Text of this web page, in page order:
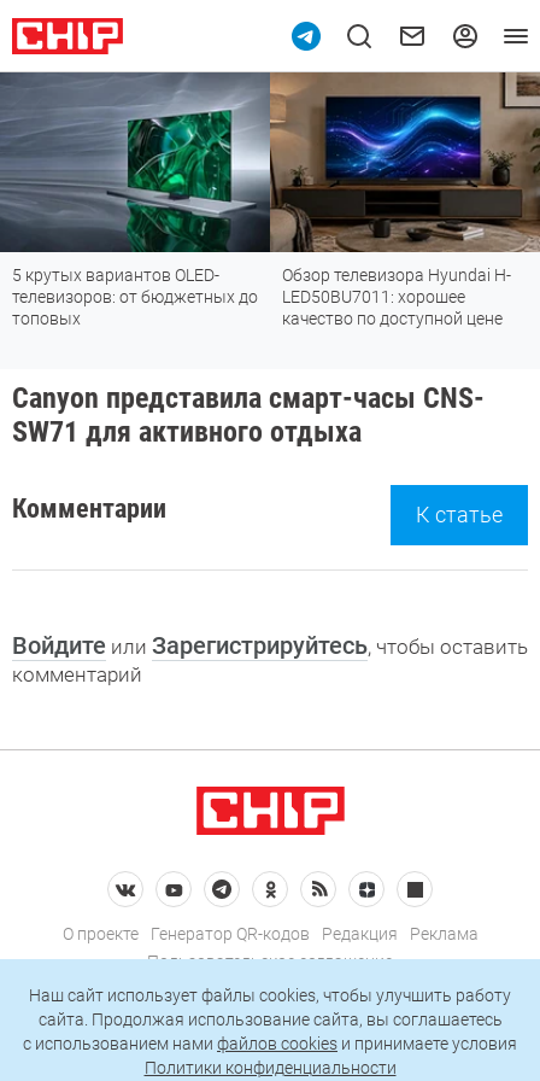
OLED-
от бюджетных до
Обзор телевизора Hyundai H-
LED50BU7011: хорошее
качество по доступной цене
Обзор
пылесоса
Canyon представила смарт-часы CNS-
SW71 для активного отдыха
Комментарии К статье
Войдите или Зарегистрируйтесь, чтобы оставить
комментарий
О проекте Генератор QR-кодов Редакция
Реклама
Пользовательское соглашение
Политика конфиденциальности
Подписаться на рассылку
Наш сайт использует файлы cookies, чтобы улучшить работу
сайта. Продолжая использование сайта, вы соглашаетесь
c использованием нами файлов cookies и принимаете условия
Политики конфиденциальности